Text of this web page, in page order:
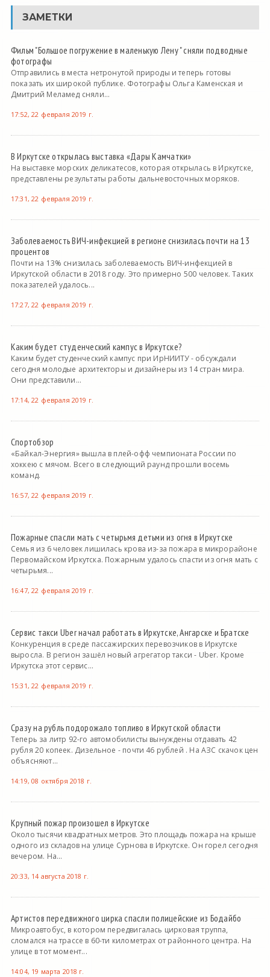
ЗАМЕТКИ
Фильм "Большое погружение в маленькую Лену " сняли подводные
фотографы
Отправились в места нетронутой природы и теперь готовы
показать их широкой публике. Фотографы Ольга Каменская и
Дмитрий Меламед сняли...
17:52, 22 февраля 2019 г.
В Иркутске открылась выставка «Дары Камчатки»
На выставке морских деликатесов, которая открылась в Иркутске,
представлены результаты работы дальневосточных моряков.
17:31, 22 февраля 2019 г.
Заболеваемость ВИЧ-инфекцией в регионе снизилась почти на 13
процентов
Почти на 13% снизилась заболеваемость ВИЧ-инфекцией в
Иркутской области в 2018 году. Это примерно 500 человек. Таких
показателей удалось...
17:27, 22 февраля 2019 г.
Каким будет студенческий кампус в Иркутске?
Каким будет студенческий кампус при ИрНИИТУ - обсуждали
сегодня молодые архитекторы и дизайнеры из 14 стран мира.
Они представили...
17:14, 22 февраля 2019 г.
Спортобзор
«Байкал-Энергия» вышла в плей-офф чемпионата России по
хоккею с мячом. Всего в следующий раунд прошли восемь
команд.
16:57, 22 февраля 2019 г.
Пожарные спасли мать с четырьмя детьми из огня в Иркутске
Семья из 6 человек лишилась крова из-за пожара в микрорайоне
Первомайском Иркутска. Пожарным удалось спасти из огня мать с
четырьмя...
16:47, 22 февраля 2019 г.
Сервис такси Uber начал работать в Иркутске, Ангарске и Братске
Конкуренция в среде пассажирских перевозчиков в Иркутске
выросла. В регион зашёл новый агрегатор такси - Uber. Кроме
Иркутска этот сервис...
15:31, 22 февраля 2019 г.
Сразу на рубль подорожало топливо в Иркутской области
Теперь за литр 92-го автомобилисты вынуждены отдавать 42
рубля 20 копеек. Дизельное - почти 46 рублей . На АЗС скачок цен
объясняют...
14:19, 08 октября 2018 г.
Крупный пожар произошел в Иркутске
Около тысячи квадратных метров. Это площадь пожара на крыше
одного из складов на улице Сурнова в Иркутске. Он горел сегодня
вечером. На...
20:33, 14 августа 2018 г.
Артистов передвижного цирка спасли полицейские из Бодайбо
Микроавтобус, в котором передвигалась цирковая труппа,
сломался на трассе в 60-ти километрах от районного центра. На
улице в тот момент...
14:04, 19 марта 2018 г.